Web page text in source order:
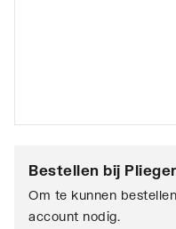
Bestellen bij Plieger
Om te kunnen
account nodig.